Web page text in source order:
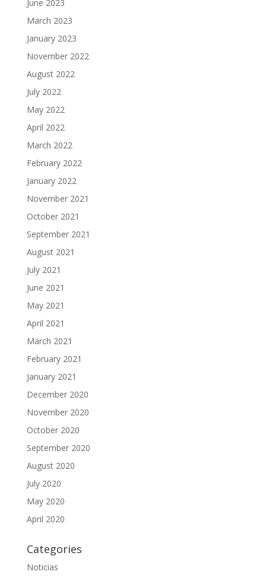
June 2023
March 2023
January 2023
November 2022
August 2022
July 2022
May 2022
April 2022
March 2022
February 2022
January 2022
November 2021
October 2021
September 2021
August 2021
July 2021
June 2021
May 2021
April 2021
March 2021
February 2021
January 2021
December 2020
November 2020
October 2020
September 2020
August 2020
July 2020
May 2020
April 2020
Categories
Noticias